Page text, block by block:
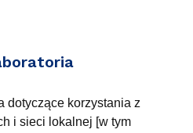
dotyczące korzystania z
i sieci lokalnej [w tym